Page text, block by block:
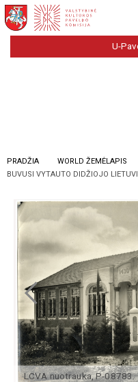
U-
PRADŽIA
WORLD ŽEMĖLAPIS
BUVUSI VYTAUTO DIDŽIOJO
LCVA nuotrauka, P-08783.